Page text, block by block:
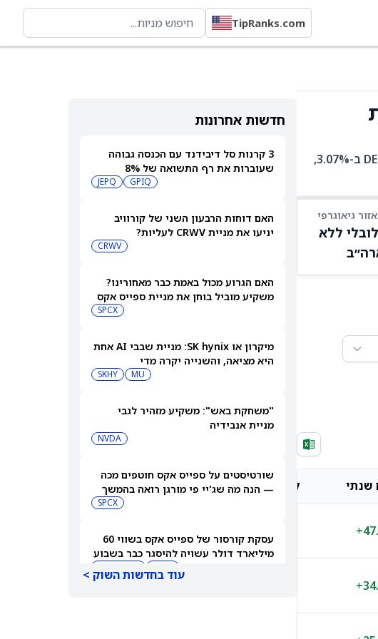
TipRanks.com
DTAN היא קרן סל עם 113 אחזקות. בין האחזקות המובילות: CH:ROP ב-3.67%, CH:NOVN ב-3.26%, DE:SIE ב-3.07%,
אזור גיאוגרפי
ללא
שנתי קונצנזוס אנליסטים מחיר יעד אנליסטים
+
+
CHF129.38
חדשות אחרונות
3 קרנות סל דיבידנד עם הכנסה גבוהה
שעוברות את רף התשואה של 8%
GPIQ
JEPQ
האם דוחות הרבעון השני של קורוויב
יניעו את מניית CRWV לעליות?
CRWV
האם הגרוע מכול באמת כבר מאחורינו?
משקיע מוביל בוחן את מניית ספייס אקס
SPCX
מיקרון או SK hynix: מניית שבבי AI אחת
היא מציאה, והשנייה יקרה מדי
MU
SKHY
"משחקת באש": משקיע מזהיר לגבי
מניית אנבידיה
NVDA
שורטיסטים על ספייס אקס חוטפים מכה
— הנה מה שג'יי פי מורגן רואה בהמשך
SPCX
עסקת קורסור של ספייס אקס בשווי 60
מיליארד דולר עשויה להיסגר כבר בשבוע
עוד בחדשות השוק >